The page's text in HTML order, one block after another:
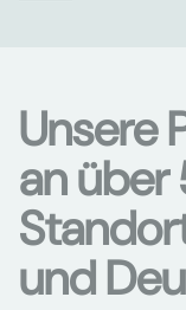
Unsere
an
und